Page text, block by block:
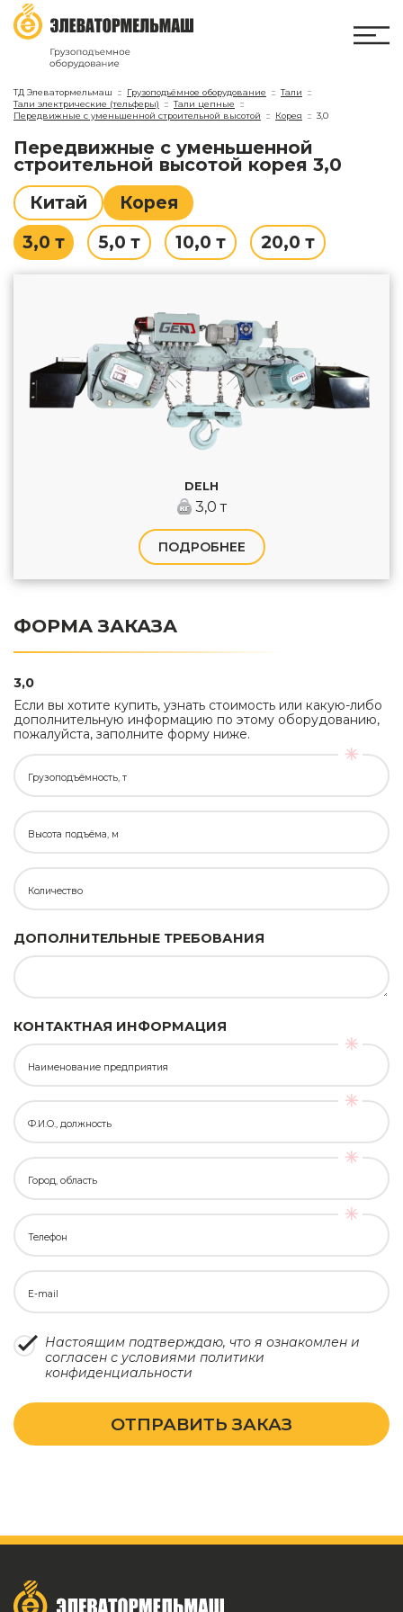
ТД Элеватормельмаш Грузоподъёмное оборудование
Тали
Тали электрические (тельферы)
Тали цепные
Передвижные с уменьшенной строительной высотой
Корея 3,0
Передвижные с уменьшенной
строительной высотой корея 3,0
Китай
Корея
3,0 т
5,0 т 10,0 т 20,0 т
DELH
3,0 т
ПОДРОБНЕЕ
ФОРМА ЗАКАЗА
3,0
Если вы хотите купить, узнать стоимость или какую-либо
дополнительную информацию по этому оборудованию,
пожалуйста, заполните форму ниже.
Грузоподъёмность, т
Высота подъёма, м
Количество
ДОПОЛНИТЕЛЬНЫЕ ТРЕБОВАНИЯ
КОНТАКТНАЯ ИНФОРМАЦИЯ
Наименование предприятия
Ф.И.О., должность
Город, область
Телефон
E-mail
Настоящим подтверждаю, что я ознакомлен и
согласен с условиями политики
конфиденциальности
ОТПРАВИТЬ ЗАКАЗ